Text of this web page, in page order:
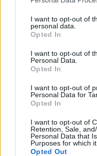
not limited to your visit
grant or deny consent to
use your data for below
consent section.
I want to opt-out of
personal data.
Opted In
I want to opt-out of
Personal Data.
Opted In
I want to opt-out of
Personal Data for
Opted In
I want to opt-out of
Retention, Sale,
Personal Data that
Purposes for which
Opted Out
Sallai Nóra autó
került elő a